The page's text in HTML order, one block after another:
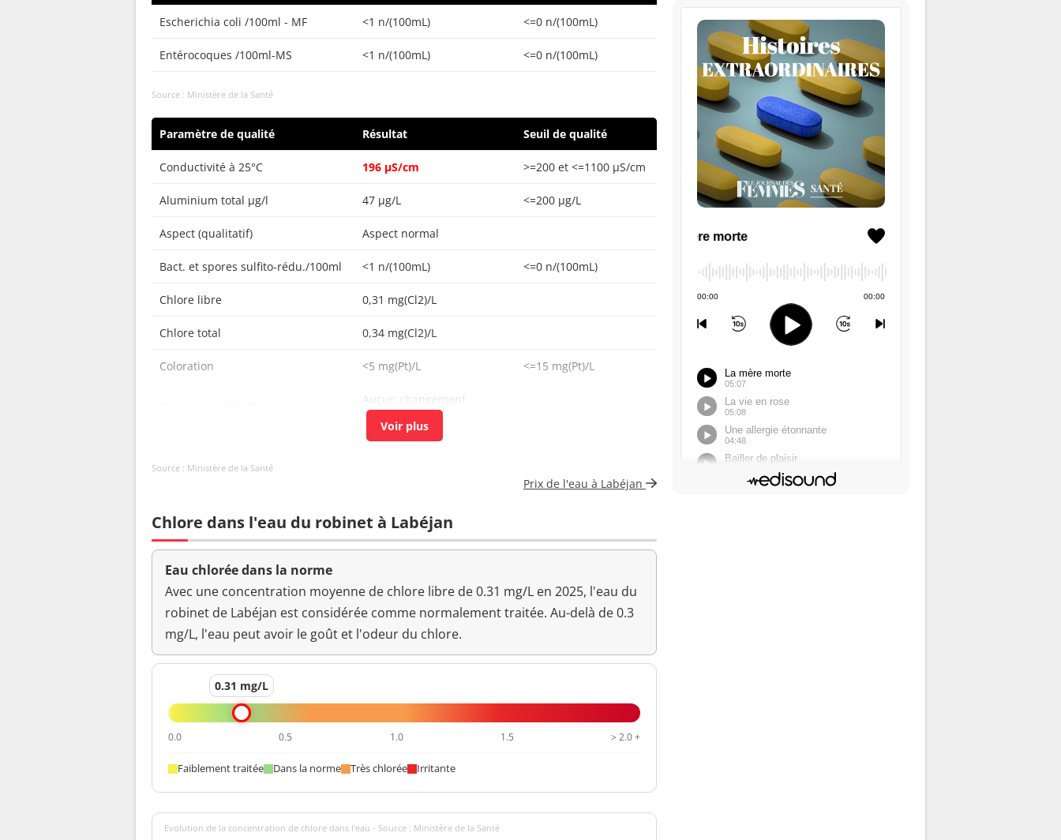
Escherichia coli /100ml - MF <1 n/(100mL) <=0 n/(100mL)
Entérocoques /100ml-MS <1 n/(100mL) <=0 n/(100mL)
Source : Ministère de la Santé
Paramètre de qualité Résultat Seuil de qualité
Conductivité à 25°C 196 µS/cm >=200 et <=1100 µS/cm
Aluminium total µg/l 47 µg/L <=200 µg/L
Aspect (qualitatif) Aspect normal
Bact. et spores sulfito-rédu./100ml <1 n/(100mL) <=0 n/(100mL)
Chlore libre 0,31 mg(Cl2)/L
Chlore total 0,34 mg(Cl2)/L
Coloration <5 mg(Pt)/L <=15 mg(Pt)/L
Aucun changement
anormal
Bact. aér. revivifiables à 36°-44h <1 n/mL
Ammonium (en NH4) <0,05 mg/L <=0,1 mg/L
Odeur (qualitatif)
anormal
pH 7,8 unité pH
Saveur (qualitatif)
Aucun changement
Température de l'eau
Source : Ministère de la Santé
Prix de l'eau à Labéjan
Chlore dans l'eau du robinet à Labéjan
Eau chlorée dans la norme
Avec une concentration moyenne de chlore libre de 0.31 mg/L en 2025, l'eau du
robinet de Labéjan est considérée comme normalement traitée. Au-delà de 0.3
mg/L, l'eau peut avoir le goût et l'odeur du chlore.
0.31 mg/L
0.0 0.5 1.0 1.5 > 2.0 +
Faiblement traitée Dans la norme Très chlorée Irritante
Evolution de la concentration de chlore dans l'eau - Source : Ministère de la Santé